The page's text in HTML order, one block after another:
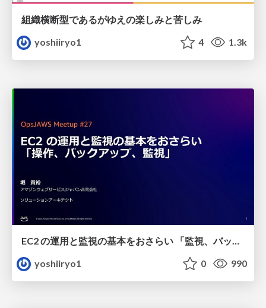
組織横断型であるがゆえの楽しみと苦しみ
yoshiiryo1
4 1.3k
yoshiiryo1
0 990